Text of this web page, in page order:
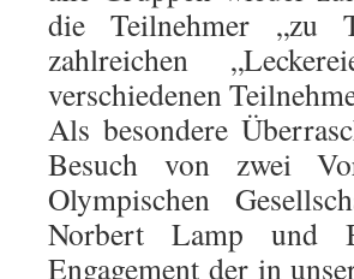
die Teilnehmer „zu
zahlreichen
verschiedenen
Als besondere
Besuch von zwei
Olympischen
Norbert Lamp und
Engagement der in